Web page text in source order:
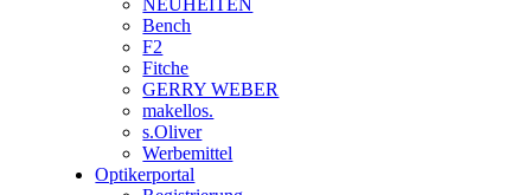
NEUHEITEN
Bench
F2
Fitche
GERRY WEBER
makellos.
s.Oliver
Werbemittel
Optikerportal